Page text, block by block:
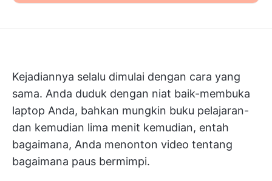
Kejadiannya selalu dimulai dengan cara yang
sama. Anda duduk dengan niat baik-membuka
laptop Anda, bahkan mungkin buku pelajaran-
dan kemudian lima menit kemudian, entah
bagaimana, Anda menonton video tentang
bagaimana paus bermimpi.